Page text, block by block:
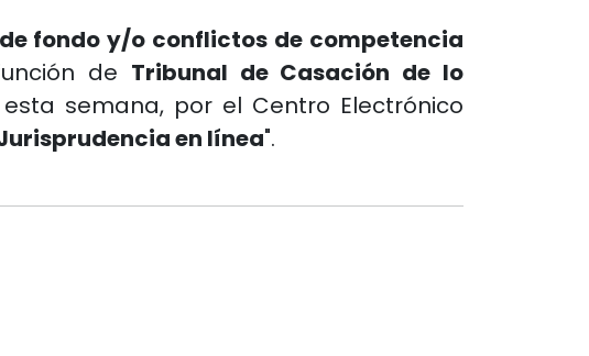
fondo y/o conflictos de competencia
de Tribunal de Casación de lo
semana, por el Centro Electrónico
en línea".